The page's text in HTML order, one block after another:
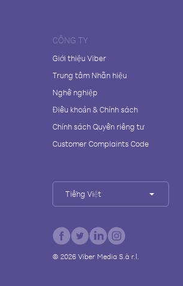
CÔNG TY
Giới thiệu Viber
Trung tâm Nhãn hiệu
Nghề nghiệp
Điều khoản & Chính sách
Chính sách Quyền riêng tư
Customer Complaints Code
Tiếng Việt
© 2026Viber Media S.à r.l.